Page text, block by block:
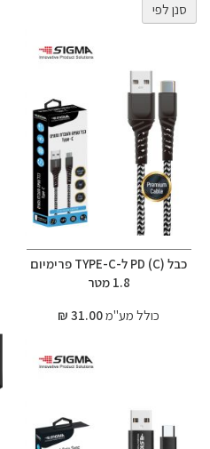
כבל (C) PD ל-TYPE-C פרימיום
1.8 מטר
כולל מע"מ31.00 ₪
סנן לפי